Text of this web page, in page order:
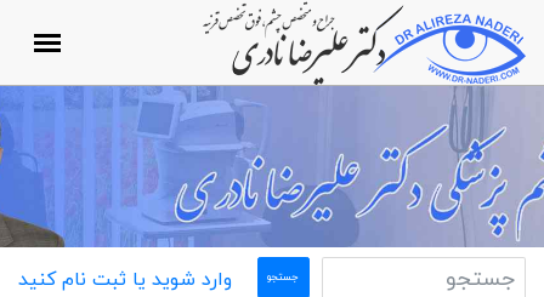
وارد شوید یا ثبت نام کنید